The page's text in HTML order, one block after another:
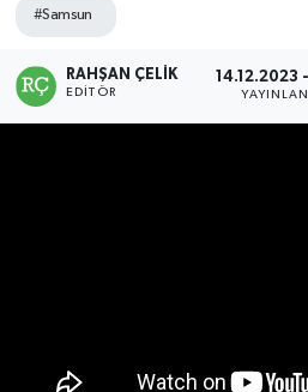
#Samsun
RAHŞAN ÇELIK
EDITÖR
14.12.2023
Yemek
Manşet Haberi
Haber Arşivi